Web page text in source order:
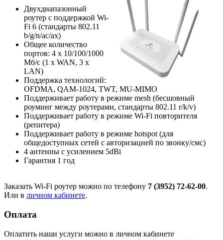
Двухдиапазонный
роутер с поддержкой Wi-
Fi 6 (стандарты 802.11
b/g/n/ac/ax)
Общее количество
портов: 4 х 10/100/1000
Мб/с (1 x WAN, 3 x
LAN)
Поддержка технологий:
OFDMA, QAM-1024, TWT, MU-MIMO
Поддерживает работу в режиме mesh (бесшовный
роуминг между роутерами, стандарты 802.11 r/k/v)
Поддерживает работу в режиме Wi-Fi повторителя
(репитера)
Поддерживает работу в режиме hotspot (для
общедоступных сетей с авторизацией по звонку/смс)
4 антенны с усилением 5dBi
Гарантия 1 год
Заказать Wi-Fi роутер можно по телефону 7 (3952) 72-62-00.
Или в личном кабинете.
Оплата
Оплатить наши услуги можно в личном кабинете